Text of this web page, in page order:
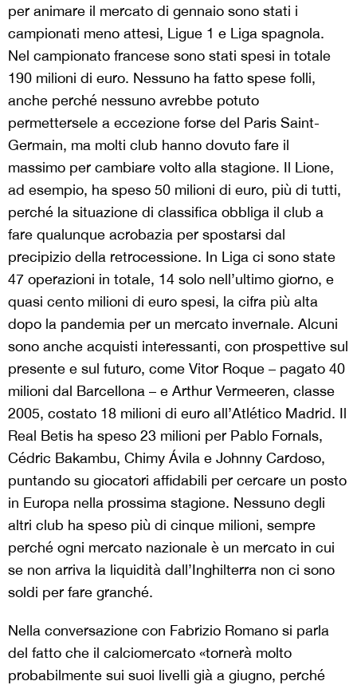
per animare il mercato di gennaio sono stati i
campionati meno attesi, Ligue 1 e Liga spagnola.
Nel campionato francese sono stati spesi in totale
190 milioni di euro. Nessuno ha fatto spese folli,
anche perché nessuno avrebbe potuto
permettersele a eccezione forse del Paris Saint-
Germain, ma molti club hanno dovuto fare il
massimo per cambiare volto alla stagione. Il Lione,
ad esempio, ha speso 50 milioni di euro, più di tutti,
perché la situazione di classifica obbliga il club a
fare qualunque acrobazia per spostarsi dal
precipizio della retrocessione. In Liga ci sono state
47 operazioni in totale, 14 solo nell’ultimo giorno, e
quasi cento milioni di euro spesi, la cifra più alta
dopo la pandemia per un mercato invernale. Alcuni
sono anche acquisti interessanti, con prospettive sul
presente e sul futuro, come Vitor Roque – pagato 40
milioni dal Barcellona – e Arthur Vermeeren, classe
2005, costato 18 milioni di euro all’Atlético Madrid. Il
Real Betis ha speso 23 milioni per Pablo Fornals,
Cédric Bakambu, Chimy Ávila e Johnny Cardoso,
puntando su giocatori affidabili per cercare un posto
in Europa nella prossima stagione. Nessuno degli
altri club ha speso più di cinque milioni, sempre
perché ogni mercato nazionale è un mercato in cui
se non arriva la liquidità dall’Inghilterra non ci sono
soldi per fare granché.
Nella conversazione con Fabrizio Romano si parla
del fatto che il calciomercato «tornerà molto
probabilmente sui suoi livelli già a giugno, perché